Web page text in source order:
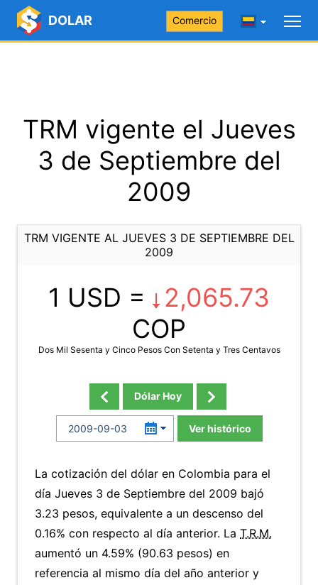
DOLAR Comercio
TRM vigente el Jueves
3 de Septiembre del
2009
TRM VIGENTE AL JUEVES 3 DE SEPTIEMBRE DEL
2009
1 USD =
2,065.73
COP
Dos Mil Sesenta y Cinco Pesos Con Setenta y Tres Centavos
Dólar Hoy
Ver histórico
La cotización del dólar en Colombia para el
día Jueves 3 de Septiembre del 2009 bajó
3.23 pesos, equivalente a un descenso del
0.16% con respecto al día anterior. La T.R.M.
aumentó un 4.59% (90.63 pesos) en
referencia al mismo día del año anterior y